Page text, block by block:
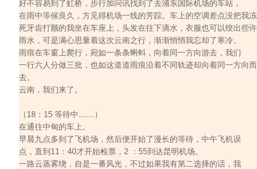
好不容易到了虹桥，步行加问讯找到了去浦东国际机场的车站，
在雨中等候良久，方见得机场一线的芳踪。车上的空调差点没把我冻
死牙齿打颤的我坐在车座上，头发在往下滴水，衣服也可以绞出些许
雨水，可是满心思量着这次云南之行，渐渐悄悄我忘却了寒冷。
雨痕在车窗上爬行，宛如一条条蝌蚪，向着同一方向游去，我们
一行六人分做三批，也如这道道雨痕沿着不同轨迹却向着同一方向而
去。
云南，我们来了。
（18：15 等待中……）
在通往中甸的车上。
早晨九点多到了飞机场，然后便开始了漫长的等待，中午飞机误
点，直到11：40才开始检票，2 ：55到达昆明机场。
一路云蒸雾绕，自是一番风光，不过如果我有第二选择的话，我